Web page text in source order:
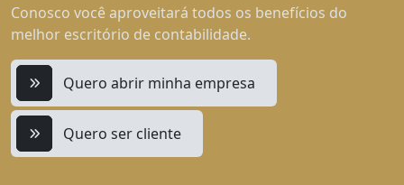
Conosco você aproveitará todos os benefícios do
melhor escritório de contabilidade.
Quero abrir minha empresa
Quero ser cliente